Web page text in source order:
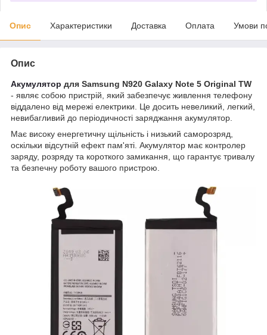
Опис Характеристики Доставка Оплата Умови
Опис
Акумулятор для Samsung N920 Galaxy Note 5 Original TW
- являє собою пристрій, який забезпечує живлення телефону
віддалено від мережі електрики. Це досить невеликий, легкий,
невибагливий до періодичності заряджання акумулятор.
Має високу енергетичну щільність і низький саморозряд,
оскільки відсутній ефект пам'яті. Акумулятор має контролер
заряду, розряду та короткого замикання, що гарантує тривалу
та безпечну роботу вашого пристрою.